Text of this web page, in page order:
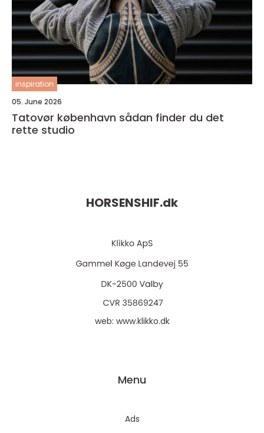
inspiration
05. June 2026
Tatovør københavn sådan finder du det
rette studio
HORSENSHIF.dk
web: www.klikko.dk
Menu
Ads